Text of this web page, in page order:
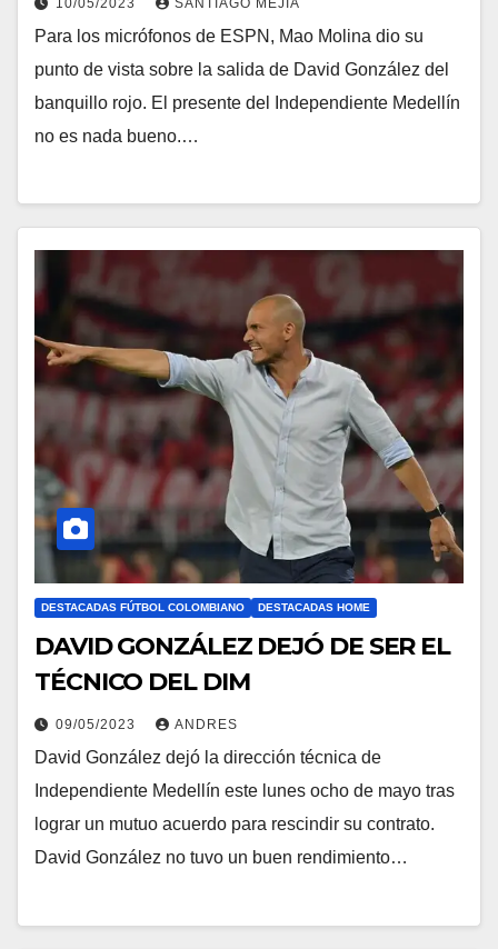
Para los micrófonos de ESPN, Mao Molina dio su
punto de vista sobre la salida de David González del
banquillo rojo. El presente del Independiente Medellín
no es nada bueno.…
DESTACADAS FÚTBOL COLOMBIANO DESTACADAS HOME
DAVID GONZÁLEZ DEJÓ DE SER EL
TÉCNICO DEL DIM
09/05/2023 ANDRES
David González dejó la dirección técnica de
Independiente Medellín este lunes ocho de mayo tras
lograr un mutuo acuerdo para rescindir su contrato.
David González no tuvo un buen rendimiento…